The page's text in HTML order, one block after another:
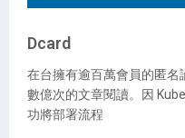
Dcard
在台擁有逾百萬會員的匿名
數億次的文章閱讀。因
功將部署流程